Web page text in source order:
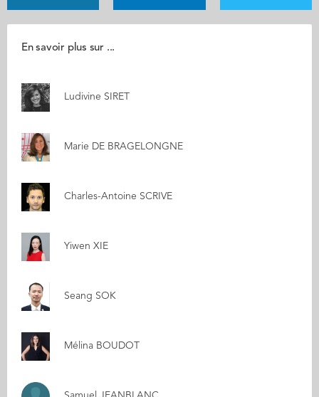
En savoir plus sur ...
Ludivine SIRET
Marie DE BRAGELONGNE
Charles-Antoine SCRIVE
Yiwen XIE
Seang SOK
Mélina BOUDOT